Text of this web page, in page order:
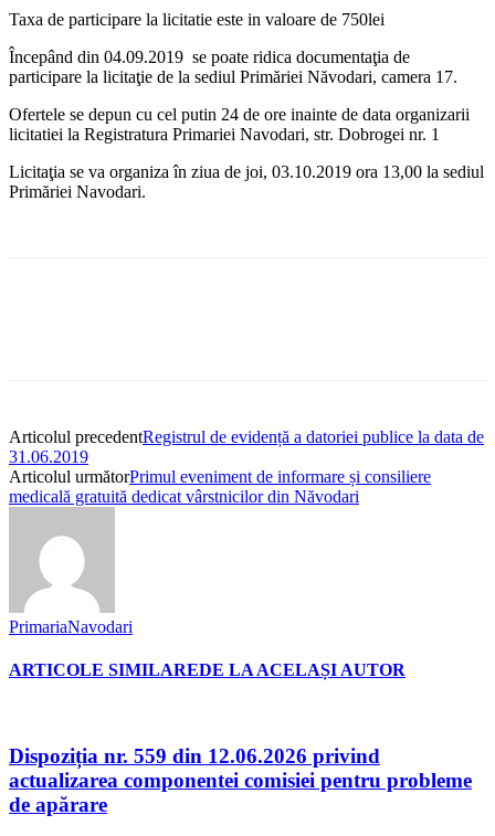
Taxa de participare la licitatie este in valoare de 750lei
Începând din 04.09.2019 se poate ridica documentaţia de
participare la licitaţie de la sediul Primăriei Năvodari, camera 17.
Ofertele se depun cu cel putin 24 de ore inainte de data organizarii
licitatiei la Registratura Primariei Navodari, str. Dobrogei nr. 1
Licitaţia se va organiza în ziua de joi, 03.10.2019 ora 13,00 la sediul
Primăriei Navodari.
Articolul precedentRegistrul de evidență a datoriei publice la data de
31.06.2019
Articolul următorPrimul eveniment de informare și consiliere
medicală gratuită dedicat vârstnicilor din Năvodari
PrimariaNavodari
ARTICOLE SIMILAREDE LA ACELAȘI AUTOR
Dispoziția nr. 559 din 12.06.2026 privind
actualizarea componentei comisiei pentru probleme
de apărare